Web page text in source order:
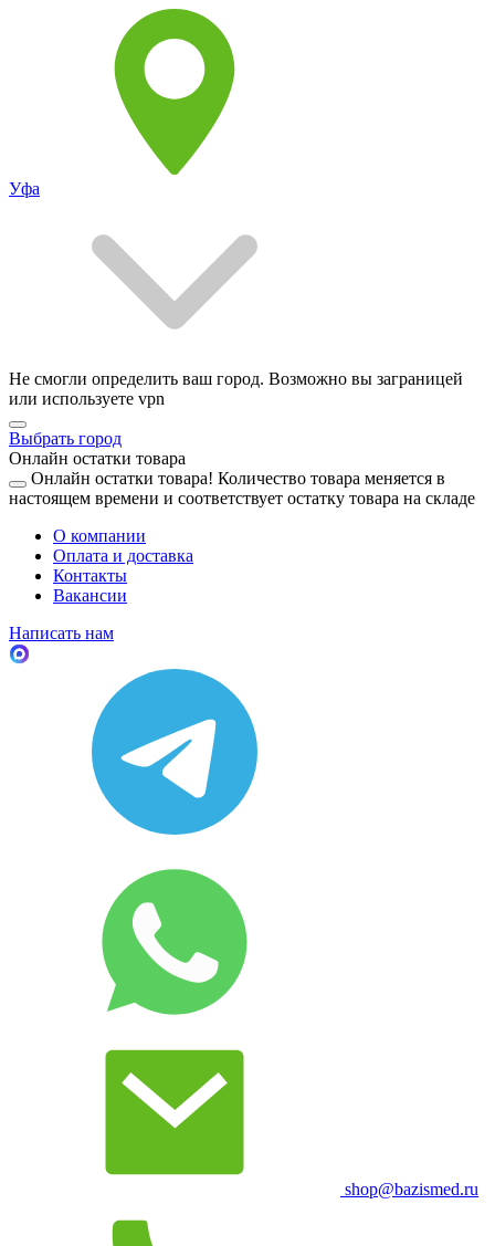
Уфа
Не смогли определить ваш город. Возможно вы заграницей
или используете vpn
Выбрать город
Онлайн остатки товара
Онлайн остатки товара! Количество товара меняется в
настоящем времени и соответствует остатку товара на складе
О компании
Оплата и доставка
Контакты
Вакансии
Написать нам
shop@bazismed.ru